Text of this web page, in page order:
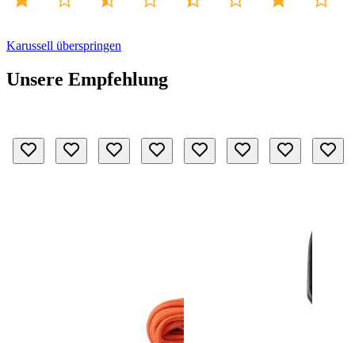
Karussell überspringen
Unsere Empfehlung